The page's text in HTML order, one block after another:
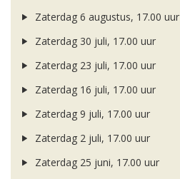
Zaterdag 6 augustus, 17.00 uur
Zaterdag 30 juli, 17.00 uur
Zaterdag 23 juli, 17.00 uur
Zaterdag 16 juli, 17.00 uur
Zaterdag 9 juli, 17.00 uur
Zaterdag 2 juli, 17.00 uur
Zaterdag 25 juni, 17.00 uur